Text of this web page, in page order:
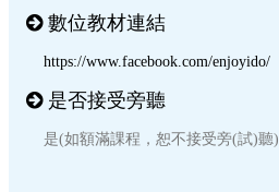
數位教材連結
https://www.facebook.com/enjoyido/
是否接受旁聽
是(如額滿課程，恕不接受旁(試)聽)